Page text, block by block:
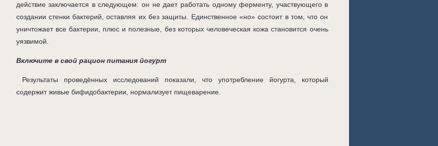
действие заключается в следующем: он не дает работать одному ферменту, участвующего в
создании стенки бактерий, оставляя их без защиты. Единственное «но» состоит в том, что он
уничтожает все бактерии, плюс и полезные, без которых человеческая кожа становится очень
уязвимой.
Включите в свой рацион питания йогурт
Результаты проведённых исследований показали, что употребление йогурта, который
содержит живые бифидобактерии, нормализует пищеварение.